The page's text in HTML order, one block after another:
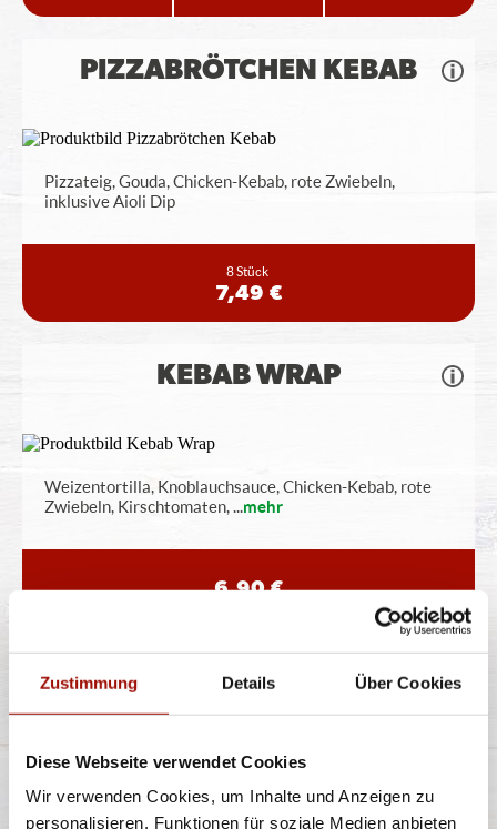
Zustimmung Details Über Cookies
Diese Webseite verwendet Cookies
Wir verwenden Cookies, um Inhalte und Anzeigen zu
personalisieren, Funktionen für soziale Medien anbieten
PIZZABRÖTCHEN KEBAB
Pizzateig, Gouda, Chicken-Kebab, rote Zwiebeln,
inklusive Aioli Dip
8 Stück
7,49 €
KEBAB WRAP
Weizentortilla, Knoblauchsauce, Chicken-Kebab, rote
Zwiebeln, Kirschtomaten,...mehr
6,90 €
BEN & JERRY'S
DOPPELPACK
Bestelle zwei Ben & Jerrys Pints Deiner Wahl